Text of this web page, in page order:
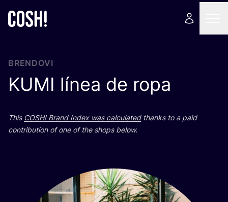
BRENDOVI
KUMI línea de ropa
This COSH! Brand Index was cal­cu­la­tedthan­ks to a paid
con­tri­bu­ti­on of one of the shops below.